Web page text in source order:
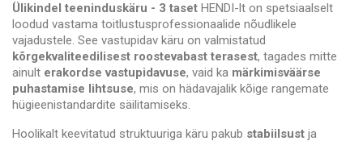
Ülikindel teeninduskäru - 3 taset HENDI-lt on spetsiaalselt
loodud vastama toitlustusprofessionaalide nõudlikele
vajadustele. See vastupidav käru on valmistatud
kõrgekvaliteedilisest roostevabast terasest, tagades mitte
ainult erakordse vastupidavuse, vaid ka märkimisväärse
puhastamise lihtsuse, mis on hädavajalik kõige rangemate
hügieenistandardite säilitamiseks.
Hoolikalt keevitatud struktuuriga käru pakub stabiilsust ja